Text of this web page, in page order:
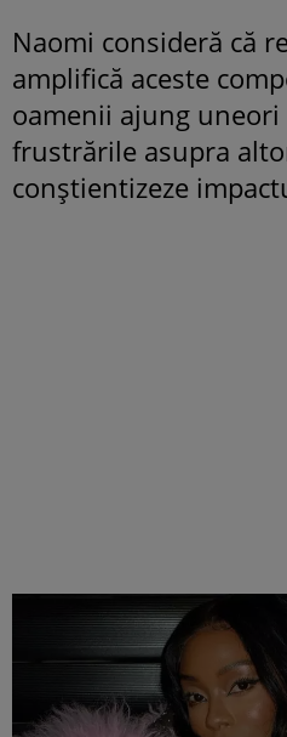
Naomi consideră că
amplifică aceste
oamenii ajung uneori
frustrările asupra
conștientizeze